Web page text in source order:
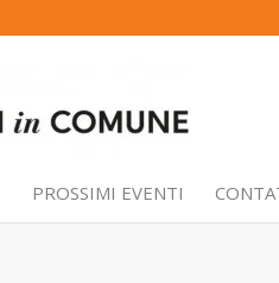
PROSSIMI EVENTI